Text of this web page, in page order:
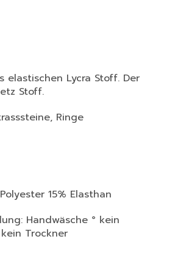
elastischen Lycra Stoff. Der
Stoff.
Ringe
15% Elasthan
Handwäsche ° kein
Trockner